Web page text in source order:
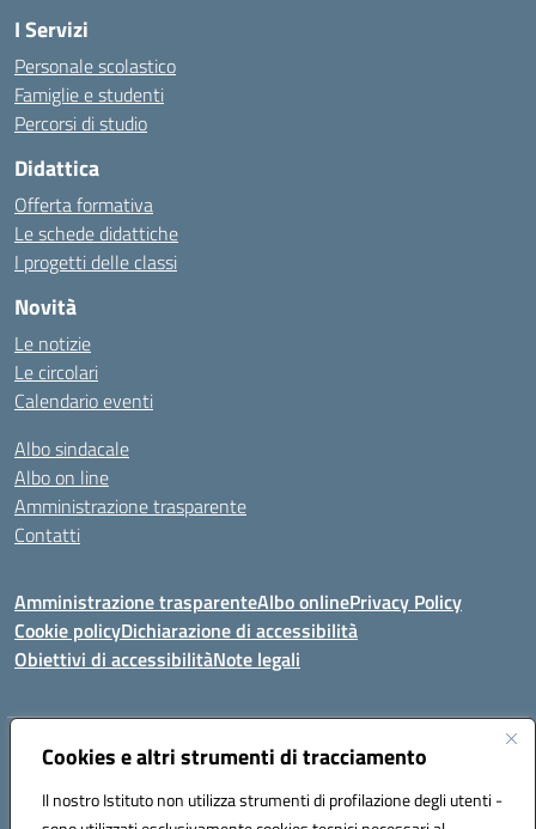
Cookies e altri strumenti di tracciamento
Il nostro Istituto non utilizza strumenti di profilazione degli utenti -
I Servizi
Personale scolastico
Famiglie e studenti
Percorsi di studio
Didattica
Offerta formativa
Le schede didattiche
I progetti delle classi
Novità
Le notizie
Le circolari
Calendario eventi
Albo sindacale
Albo on line
Amministrazione trasparente
Contatti
Amministrazione trasparenteAlbo onlinePrivacy Policy
Cookie policyDichiarazione di accessibilità
Obiettivi di accessibilitàNote legali
Indirizzo:Via Carducci Settimo San Pietro (CA)
Posta elettronica certificata (PEC):CAIC84700T@pec.istruzione.it